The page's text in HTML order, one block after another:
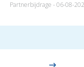
Partnerbijdrage - 06-08-